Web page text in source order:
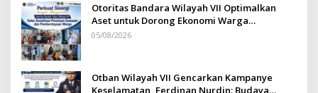
Otoritas Bandara Wilayah VII Optimalkan
Aset untuk Dorong Ekonomi Warga
Sepinggan
05/08/2026
Otban Wilayah VII Gencarkan Kampanye
Keselamatan, Ferdinan Nurdin: Budaya